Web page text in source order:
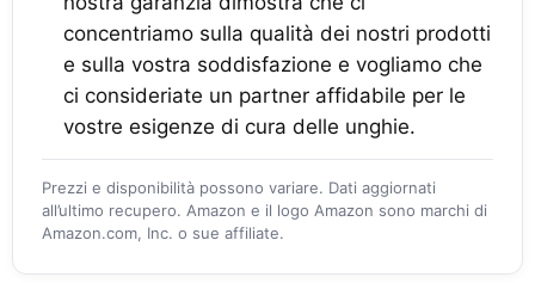
concentriamo sulla qualità dei nostri prodotti
e sulla vostra soddisfazione e vogliamo che
ci consideriate un partner affidabile per le
vostre esigenze di cura delle unghie.
Prezzi e disponibilità possono variare. Dati aggiornati
all’ultimo recupero. Amazon e il logo Amazon sono marchi di
Amazon.com, Inc. o sue affiliate.